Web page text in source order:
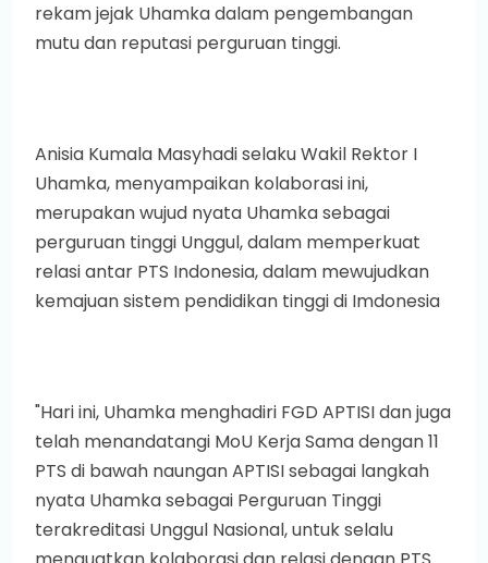
rekam jejak Uhamka dalam pengembangan
mutu dan reputasi perguruan tinggi.
Anisia Kumala Masyhadi selaku Wakil Rektor I
Uhamka, menyampaikan kolaborasi ini,
merupakan wujud nyata Uhamka sebagai
perguruan tinggi Unggul, dalam memperkuat
relasi antar PTS Indonesia, dalam mewujudkan
kemajuan sistem pendidikan tinggi di Imdonesia
"Hari ini, Uhamka menghadiri FGD APTISI dan juga
telah menandatangi MoU Kerja Sama dengan 11
PTS di bawah naungan APTISI sebagai langkah
nyata Uhamka sebagai Perguruan Tinggi
terakreditasi Unggul Nasional, untuk selalu